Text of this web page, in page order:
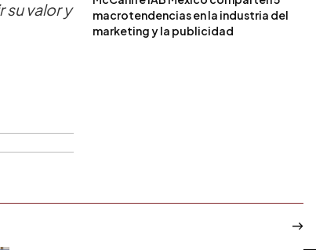
valor y
macrotendencias en la industria del
marketing y la publicidad